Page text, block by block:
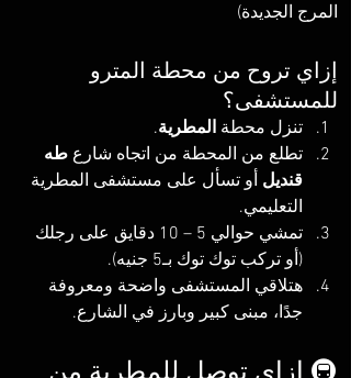
المرج الجديدة)
إزاي تروح من محطة المترو
للمستشفى؟
تنزل محطة المطرية.
تطلع من المحطة من اتجاه شارع طه
قنديل أو تسأل على مستشفى المطرية
التعليمي.
تمشي حوالي 5 – 10 دقايق على رجلك
(أو تركب توك توك بـ5 جنيه).
هتلاقي المستشفى واضحة ومعروفة
جدًا، مبنى كبير وبارز في الشارع.
🚇 إزاي توصل للمطرية من